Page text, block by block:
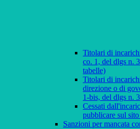
Titolari di
co. 1, del dlgs n.
tabelle)
Titolari di
direzione o di
1-bis, del dlgs n.
Cessati
pubblicare sul
Sanzioni per mancata